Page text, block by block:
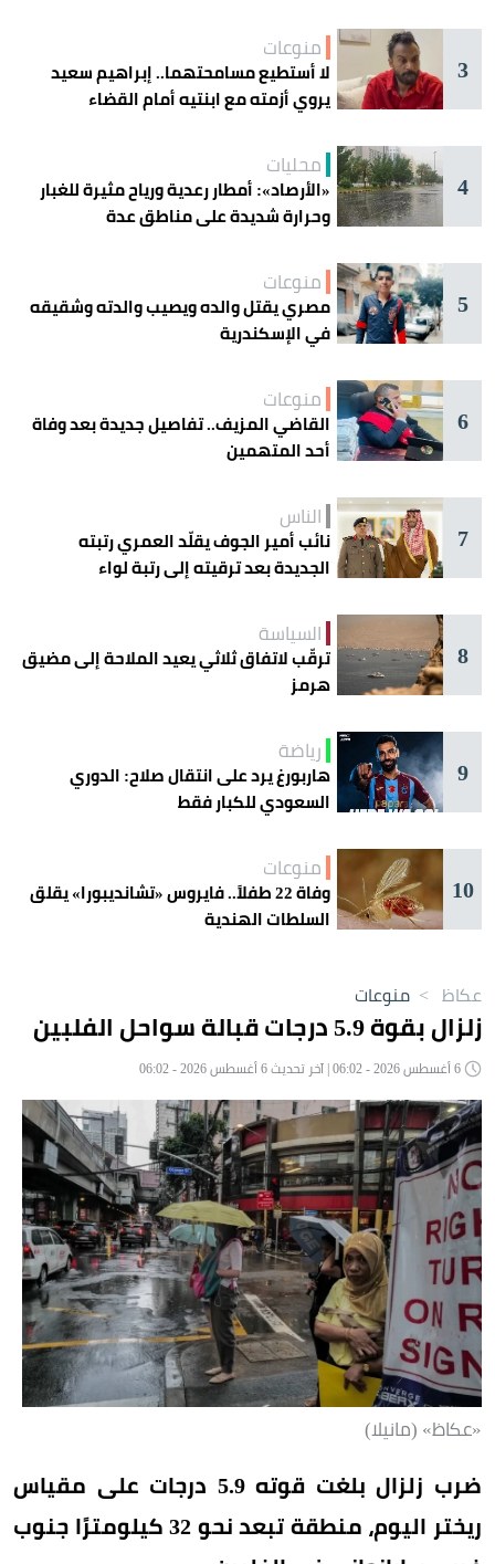
3
منوعات
لا أستطيع مسامحتهما.. إبراهيم سعيد
يروي أزمته مع ابنتيه أمام القضاء
4
محليات
«الأرصاد»: أمطار رعدية ورياح مثيرة للغبار
وحرارة شديدة على مناطق عدة
5
منوعات
مصري يقتل والده ويصيب والدته وشقيقه
في الإسكندرية
6
منوعات
القاضي المزيف.. تفاصيل جديدة بعد وفاة
أحد المتهمين
7
الناس
نائب أمير الجوف يقلّد العمري رتبته
الجديدة بعد ترقيته إلى رتبة لواء
8
السياسة
ترقّب لاتفاق ثلاثي يعيد الملاحة إلى مضيق
هرمز
9
رياضة
هاربورغ يرد على انتقال صلاح: الدوري
السعودي للكبار فقط
10
منوعات
وفاة 22 طفلاً.. فايروس «تشانديبورا» يقلق
السلطات الهندية
عكاظ > منوعات
زلزال بقوة 5.9 درجات قبالة سواحل الفلبين
«عكاظ» (مانيلا)
ضرب زلزال بلغت قوته 5.9 درجات على مقياس
ريختر اليوم، منطقة تبعد نحو 32 كيلومترًا جنوب